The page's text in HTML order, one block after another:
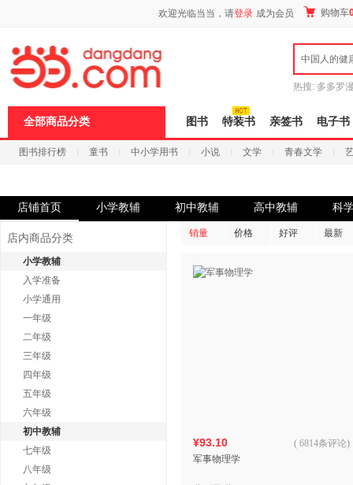
欢迎光临当当，请登录 成为会员 购物车
中国人的健
热搜: 多多罗
全部商品分类 图书 特装书 亲签书 电子书
图书排行榜 童书 中小学用书 小说 文学 青春文学
店铺首页 小学教辅 初中教辅 高中教辅 科
店内商品分类
小学教辅
入学准备
小学通用
一年级
二年级
三年级
四年级
五年级
六年级
初中教辅
七年级
八年级
销量 价格 好评 最新
¥93.10
军事物理学
( 6814条评论)
页
浪
键
打